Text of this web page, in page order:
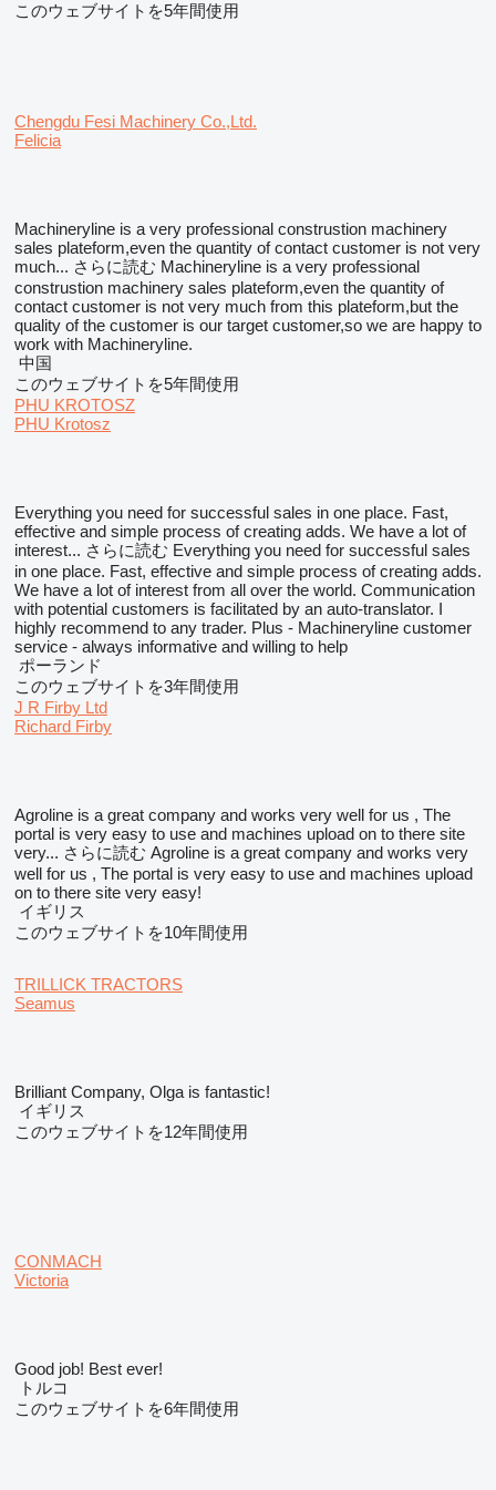
このウェブサイトを5年間使用
Chengdu Fesi Machinery Co.,Ltd.
Felicia
Machineryline is a very professional construstion machinery
sales plateform,even the quantity of contact customer is not very
much... さらに読む Machineryline is a very professional
construstion machinery sales plateform,even the quantity of
contact customer is not very much from this plateform,but the
quality of the customer is our target customer,so we are happy to
work with Machineryline.
中国
このウェブサイトを5年間使用
PHU KROTOSZ
PHU Krotosz
Everything you need for successful sales in one place. Fast,
effective and simple process of creating adds. We have a lot of
interest... さらに読む Everything you need for successful sales
in one place. Fast, effective and simple process of creating adds.
We have a lot of interest from all over the world. Communication
with potential customers is facilitated by an auto-translator. I
highly recommend to any trader. Plus - Machineryline customer
service - always informative and willing to help
ポーランド
このウェブサイトを3年間使用
J R Firby Ltd
Richard Firby
Agroline is a great company and works very well for us , The
portal is very easy to use and machines upload on to there site
very... さらに読む Agroline is a great company and works very
well for us , The portal is very easy to use and machines upload
on to there site very easy!
イギリス
このウェブサイトを10年間使用
TRILLICK TRACTORS
Seamus
Brilliant Company, Olga is fantastic!
イギリス
このウェブサイトを12年間使用
CONMACH
Victoria
Good job! Best ever!
トルコ
このウェブサイトを6年間使用